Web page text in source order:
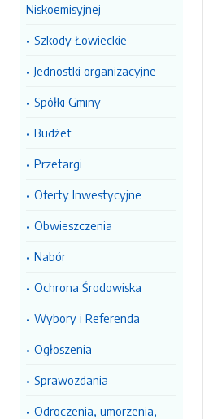
Niskoemisyjnej
Szkody Łowieckie
Jednostki organizacyjne
Spółki Gminy
Budżet
Przetargi
Oferty Inwestycyjne
Obwieszczenia
Nabór
Ochrona Środowiska
Wybory i Referenda
Ogłoszenia
Sprawozdania
Odroczenia, umorzenia,